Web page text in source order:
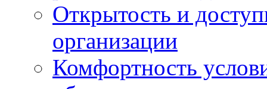
Открытость и
организации
Комфортность